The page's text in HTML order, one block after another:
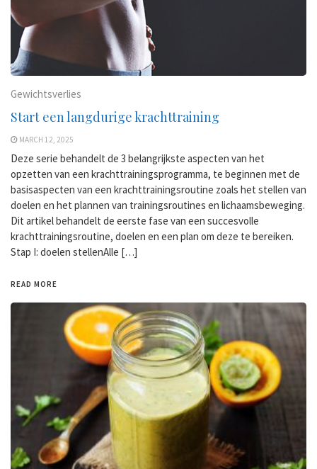
Gewichtsverlies
Start een langdurige krachttraining
MARCH 12, 2025
Deze serie behandelt de 3 belangrijkste aspecten van het
opzetten van een krachttrainingsprogramma, te beginnen met de
basisaspecten van een krachttrainingsroutine zoals het stellen van
doelen en het plannen van trainingsroutines en lichaamsbeweging.
Dit artikel behandelt de eerste fase van een succesvolle
krachttrainingsroutine, doelen en een plan om deze te bereiken.
Stap I: doelen stellenAlle […]
READ MORE